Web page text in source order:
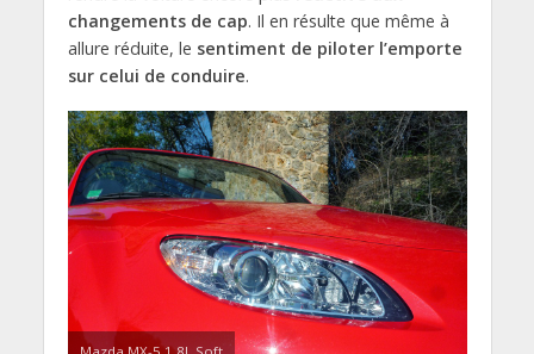
changements de cap. Il en résulte que même à
allure réduite, le sentiment de piloter l’emporte
sur celui de conduire.